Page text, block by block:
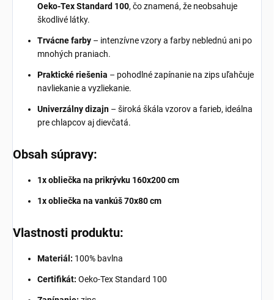
Oeko-Tex Standard 100, čo znamená, že neobsahuje
škodlivé látky.
Trvácne farby – intenzívne vzory a farby neblednú ani po
mnohých praniach.
Praktické riešenia – pohodlné zapínanie na zips uľahčuje
navliekanie a vyzliekanie.
Univerzálny dizajn – široká škála vzorov a farieb, ideálna
pre chlapcov aj dievčatá.
Obsah súpravy:
1x obliečka na prikrývku 160x200 cm
1x obliečka na vankúš 70x80 cm
Vlastnosti produktu:
Materiál: 100% bavlna
Certifikát: Oeko-Tex Standard 100